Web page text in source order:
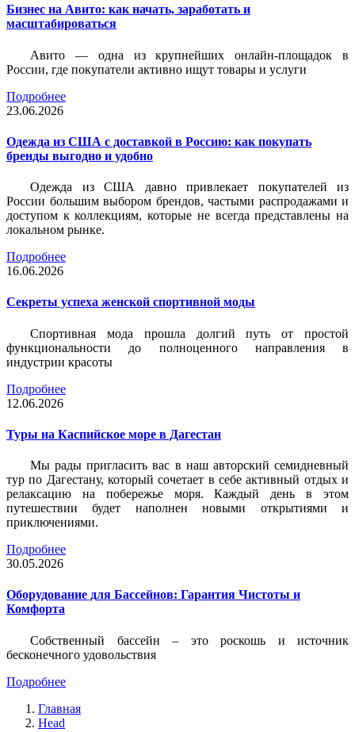
Бизнес на Авито: как начать, заработать и
масштабироваться
Авито — одна из крупнейших онлайн-площадок в
России, где покупатели активно ищут товары и услуги
Подробнее
23.06.2026
Одежда из США с доставкой в Россию: как покупать
бренды выгодно и удобно
Одежда из США давно привлекает покупателей из
России большим выбором брендов, частыми распродажами и
доступом к коллекциям, которые не всегда представлены на
локальном рынке.
Подробнее
16.06.2026
Секреты успеха женской спортивной моды
Спортивная мода прошла долгий путь от простой
функциональности до полноценного направления в
индустрии красоты
Подробнее
12.06.2026
Туры на Каспийское море в Дагестан
Мы рады пригласить вас в наш авторский семидневный
тур по Дагестану, который сочетает в себе активный отдых и
релаксацию на побережье моря. Каждый день в этом
путешествии будет наполнен новыми открытиями и
приключениями.
Подробнее
30.05.2026
Оборудование для Бассейнов: Гарантия Чистоты и
Комфорта
Собственный бассейн – это роскошь и источник
бесконечного удовольствия
Подробнее
Главная
Head